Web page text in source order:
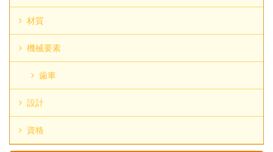
材質
機械要素
歯車
設計
資格